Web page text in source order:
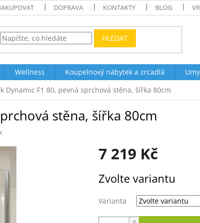
DOPRAVA KONTAKTY BLOG
HLEDAT
Wellness Koupelnový nábytek a zrcadlá
Dynamic F1 80, pevná sprchová stěna, šířka 80cm
stěna, šířka 80cm
7 219 Kč
cena:
Zvolte variantu
Varianta